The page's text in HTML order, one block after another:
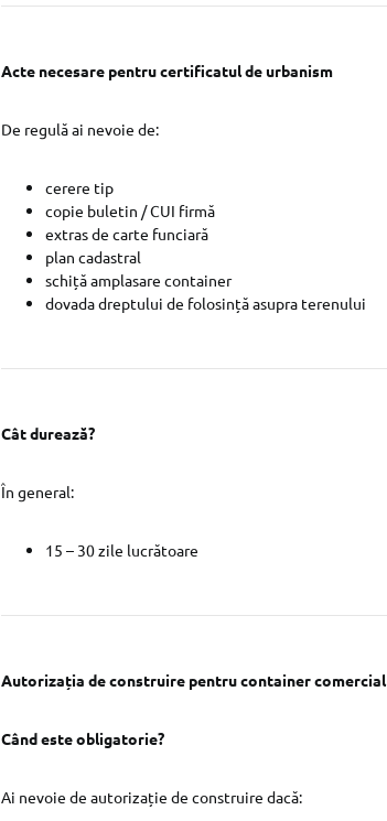
Acte necesare pentru certificatul de urbanism
De regulă ai nevoie de:
cerere tip
copie buletin / CUI firmă
extras de carte funciară
plan cadastral
schiță amplasare container
dovada dreptului de folosință asupra terenului
Cât durează?
În general:
15 – 30 zile lucrătoare
Autorizația de construire pentru container comercial
Când este obligatorie?
Ai nevoie de autorizație de construire dacă: